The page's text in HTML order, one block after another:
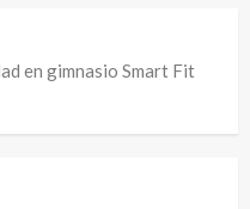
en gimnasio Smart Fit